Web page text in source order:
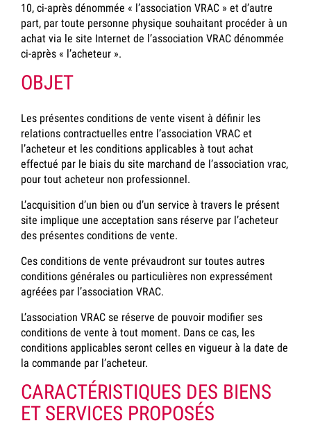
10, ci-après dénommée « l’association VRAC » et d’autre
part, par toute personne physique souhaitant procéder à un
achat via le site Internet de l’association VRAC dénommée
ci-après « l’acheteur ».
OBJET
Les présentes conditions de vente visent à définir les
relations contractuelles entre l’association VRAC et
l’acheteur et les conditions applicables à tout achat
effectué par le biais du site marchand de l’association vrac,
pour tout acheteur non professionnel.
L’acquisition d’un bien ou d’un service à travers le présent
site implique une acceptation sans réserve par l’acheteur
des présentes conditions de vente.
Ces conditions de vente prévaudront sur toutes autres
conditions générales ou particulières non expressément
agréées par l’association VRAC.
L’association VRAC se réserve de pouvoir modifier ses
conditions de vente à tout moment. Dans ce cas, les
conditions applicables seront celles en vigueur à la date de
la commande par l’acheteur.
CARACTÉRISTIQUES DES BIENS
ET SERVICES PROPOSÉS